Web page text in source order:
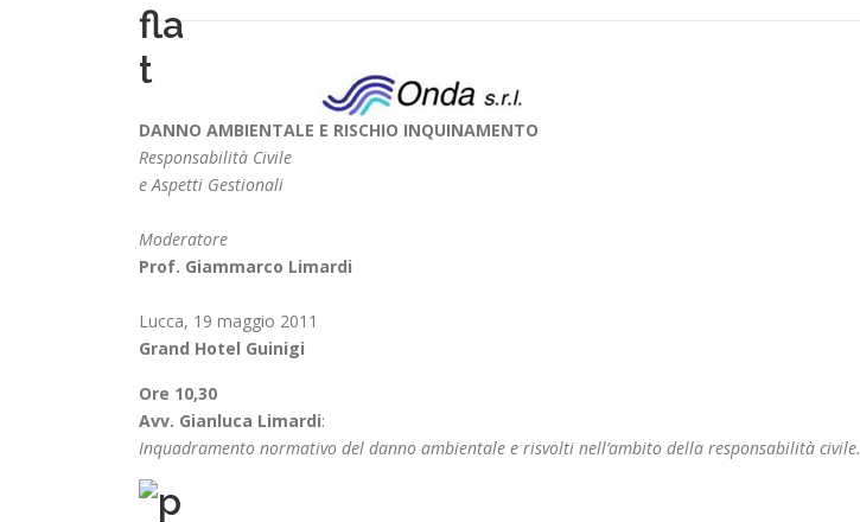
DANNO AMBIENTALE E RISCHIO INQUINAMENTO
Responsabilità Civile
e Aspetti Gestionali
Moderatore
Prof. Giammarco Limardi
Lucca, 19 maggio 2011
Grand Hotel Guinigi
Ore 10,30
Avv. Gianluca Limardi:
Inquadramento normativo del danno ambientale e risvolti nell’ambito della responsabilità civile.